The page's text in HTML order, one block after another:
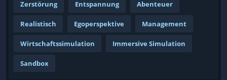
Zerstörung Entspannung Abenteuer
Realistisch Egoperspektive Management
Wirtschaftssimulation Immersive Simulation
Sandbox